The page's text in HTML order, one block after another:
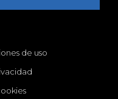
de uso